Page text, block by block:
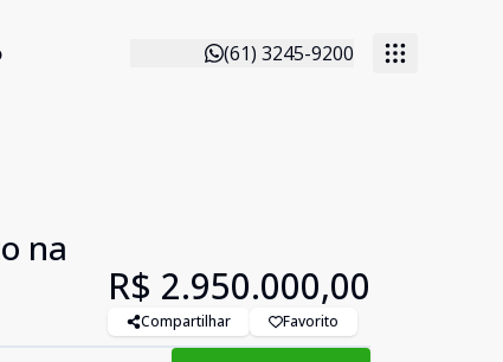
(61) 3245-9200
na
R$ 2.950.000,00
Compartilhar Favorito